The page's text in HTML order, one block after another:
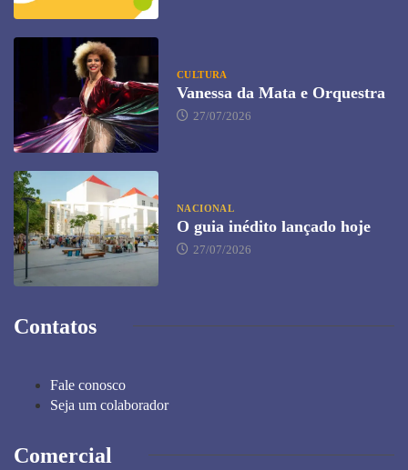
CULTURA
Vanessa da Mata e Orquestra
27/07/2026
NACIONAL
O guia inédito lançado hoje
27/07/2026
Contatos
Fale conosco
Seja um colaborador
Comercial